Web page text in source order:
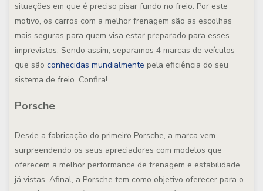
situações em que é preciso pisar fundo no freio. Por este
motivo, os carros com a melhor frenagem são as escolhas
mais seguras para quem visa estar preparado para esses
imprevistos. Sendo assim, separamos 4 marcas de veículos
que são conhecidas mundialmente pela eficiência do seu
sistema de freio. Confira!
Porsche
Desde a fabricação do primeiro Porsche, a marca vem
surpreendendo os seus apreciadores com modelos que
oferecem a melhor performance de frenagem e estabilidade
já vistas. Afinal, a Porsche tem como objetivo oferecer para o